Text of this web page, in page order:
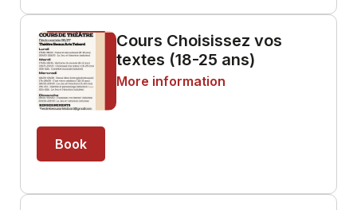
Cours Choisissez vos
textes (18-25 ans)
More information
Book